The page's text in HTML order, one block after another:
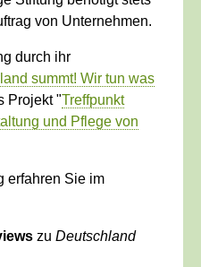
von Unternehmen.
durch ihr
summt! Wir tun was
Projekt "Treffpunkt
und Pflege von
erfahren Sie im
zu Deutschland